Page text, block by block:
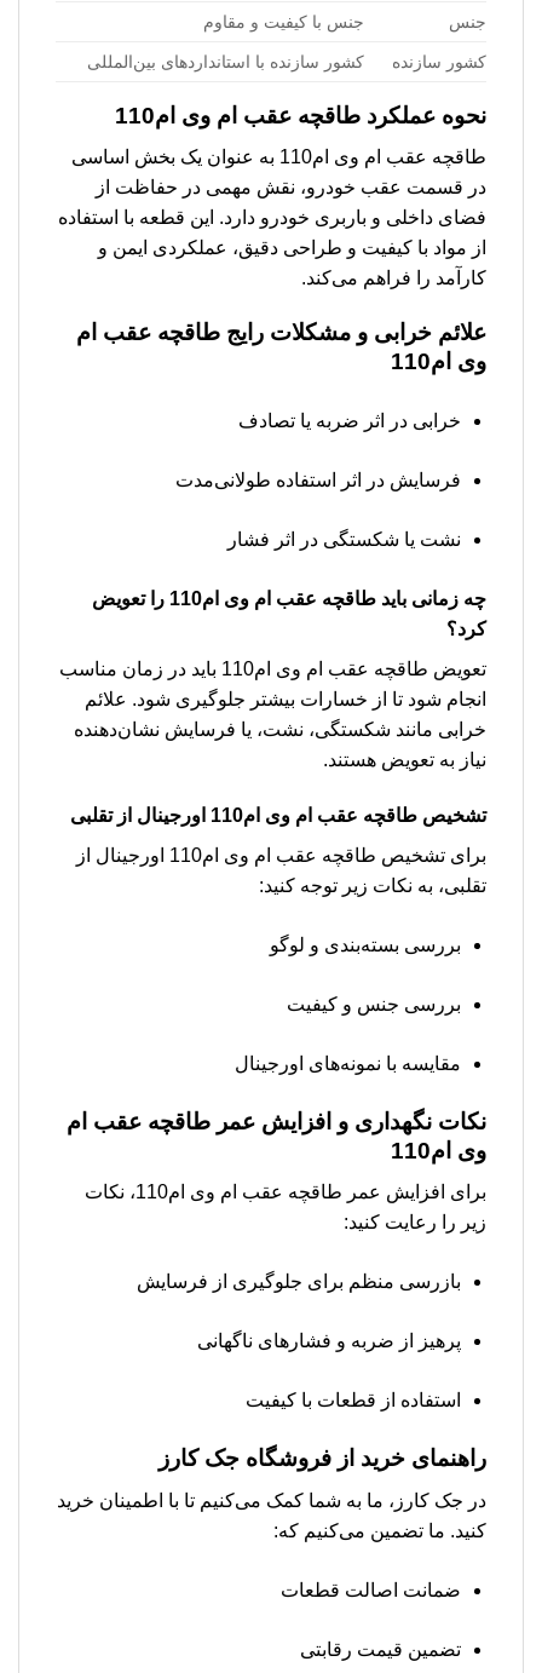
جنس جنس با کیفیت و مقاوم
کشور سازنده کشور سازنده با استانداردهای بین‌المللی
نحوه عملکرد طاقچه عقب ام وی ام110
طاقچه عقب ام وی ام110 به عنوان یک بخش اساسی
در قسمت عقب خودرو، نقش مهمی در حفاظت از
فضای داخلی و باربری خودرو دارد. این قطعه با استفاده
از مواد با کیفیت و طراحی دقیق، عملکردی ایمن و
کارآمد را فراهم می‌کند.
علائم خرابی و مشکلات رایج طاقچه عقب ام
وی ام110
خرابی در اثر ضربه یا تصادف
فرسایش در اثر استفاده طولانی‌مدت
نشت یا شکستگی در اثر فشار
چه زمانی باید طاقچه عقب ام وی ام110 را تعویض
کرد؟
تعویض طاقچه عقب ام وی ام110 باید در زمان مناسب
انجام شود تا از خسارات بیشتر جلوگیری شود. علائم
خرابی مانند شکستگی، نشت، یا فرسایش نشان‌دهنده
نیاز به تعویض هستند.
تشخیص طاقچه عقب ام وی ام110 اورجینال از تقلبی
برای تشخیص طاقچه عقب ام وی ام110 اورجینال از
تقلبی، به نکات زیر توجه کنید:
بررسی بسته‌بندی و لوگو
بررسی جنس و کیفیت
مقایسه با نمونه‌های اورجینال
نکات نگهداری و افزایش عمر طاقچه عقب ام
وی ام110
برای افزایش عمر طاقچه عقب ام وی ام110، نکات
زیر را رعایت کنید:
بازرسی منظم برای جلوگیری از فرسایش
پرهیز از ضربه و فشارهای ناگهانی
استفاده از قطعات با کیفیت
راهنمای خرید از فروشگاه جک کارز
در جک کارز، ما به شما کمک می‌کنیم تا با اطمینان خرید
کنید. ما تضمین می‌کنیم که:
ضمانت اصالت قطعات
تضمین قیمت رقابتی